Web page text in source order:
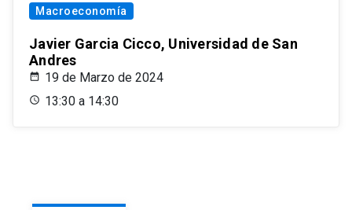
Macroeconomía
Javier Garcia Cicco, Universidad de San
Andres
19 de Marzo de 2024
13:30 a 14:30